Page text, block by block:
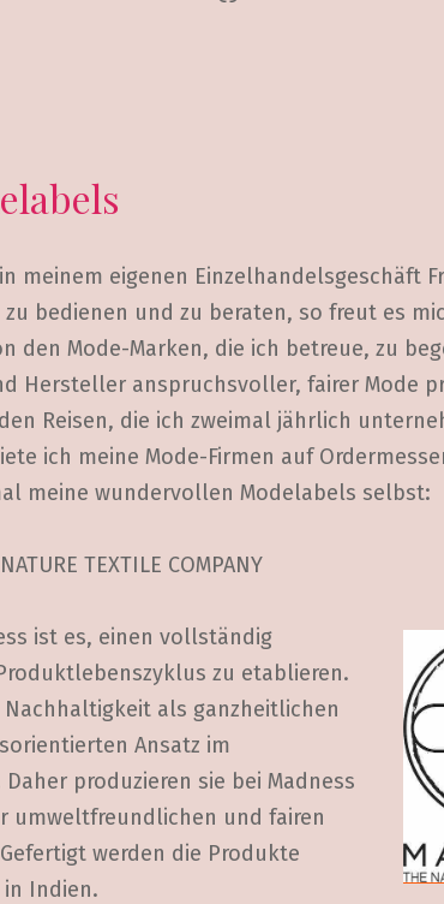
meinem eigenen Einzelhandelsgeschäft
bedienen und zu beraten, so freut es
den Mode-Marken, die ich betreue, zu
Hersteller anspruchsvoller, fairer Mode
Reisen, die ich zweimal jährlich
ich meine Mode-Firmen auf
meine wundervollen Modelabels selbst:
TEXTILE COMPANY
ist es, einen vollständig
zu etablieren.
Nachhaltigkeit als ganzheitlichen
Ansatz im
produzieren sie bei Madness
umweltfreundlichen und fairen
werden die Produkte
Indien.